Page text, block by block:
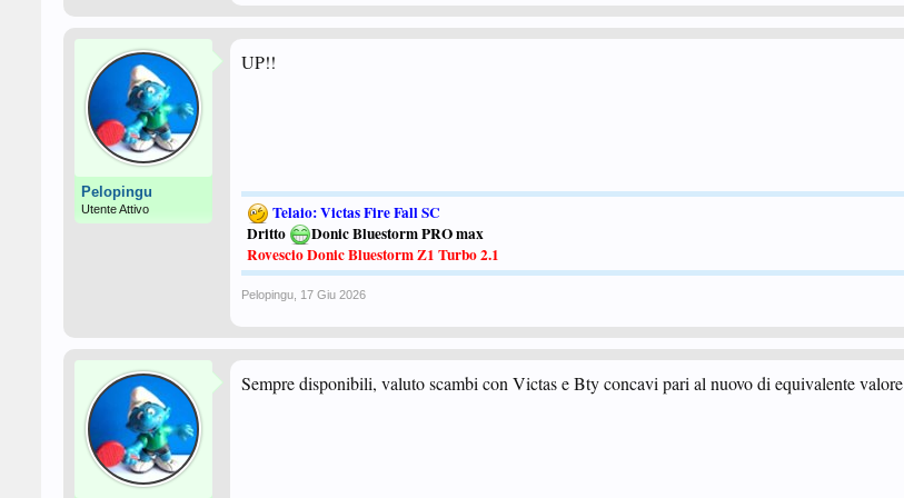
Pelopingu
Utente Attivo
UP!!
Telaio: Victas Fire Fall SC
Dritto
Donic Bluestorm PRO max
Rovescio Donic Bluestorm Z1 Turbo 2.1
Pelopingu 17 Giu 2026
Sempre disponibili, valuto scambi con Victas e Bty concavi pari al nuovo di equivalente valore